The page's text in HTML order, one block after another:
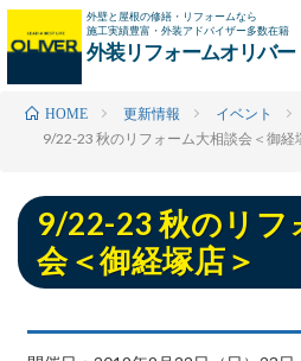
外壁と屋根の修繕・リフォームなら
施工実績豊富・外装アドバイザー多数在籍
外装リフォームオリバー
HOME 更新情報
イベント
9/22-23 秋のリフォーム大相談会＜御経
9/22-23 秋のリフ
会＜御経塚店＞